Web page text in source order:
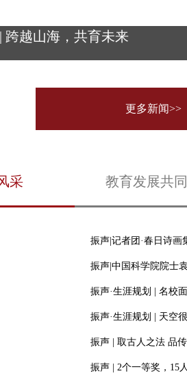
跨越山海，共育未来
更多新闻>>
采 教育发展共
振声|记者团·春日诗画
振声|中国科学院院士
振声·生涯规划 | 名校
振声·生涯规划 | 天空
振声 | 取古人之法 品
振声 | 2个一等奖，15